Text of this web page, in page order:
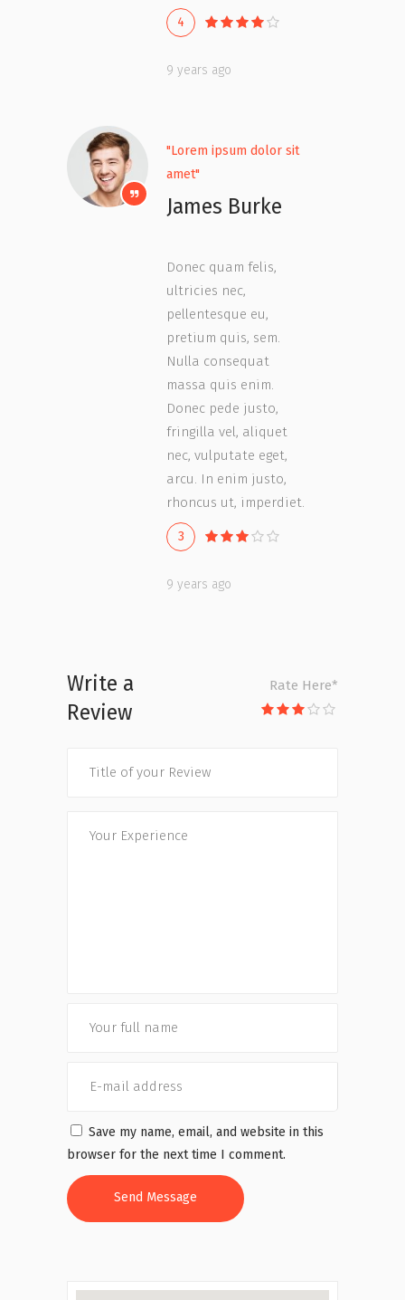
4
9 years ago
"Lorem ipsum dolor sit
amet"
James Burke
Donec quam felis,
ultricies nec,
pellentesque eu,
pretium quis, sem.
Nulla consequat
massa quis enim.
Donec pede justo,
fringilla vel, aliquet
nec, vulputate eget,
arcu. In enim justo,
rhoncus ut, imperdiet.
3
9 years ago
Write a
Review
Rate Here*
Save my name, email, and website in this
browser for the next time I comment.